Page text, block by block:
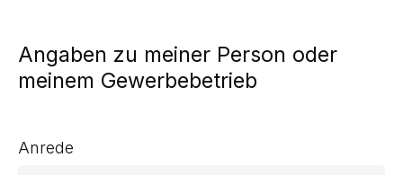
Angaben zu meiner Person oder
meinem Gewerbebetrieb
Anrede